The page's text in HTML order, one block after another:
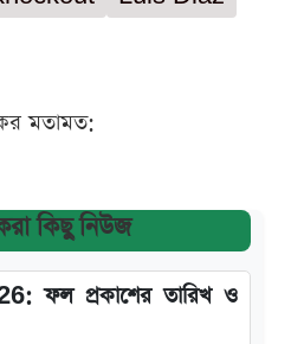
মতামত:
কিছু নিউজ
ফল প্রকাশের তারিখ ও